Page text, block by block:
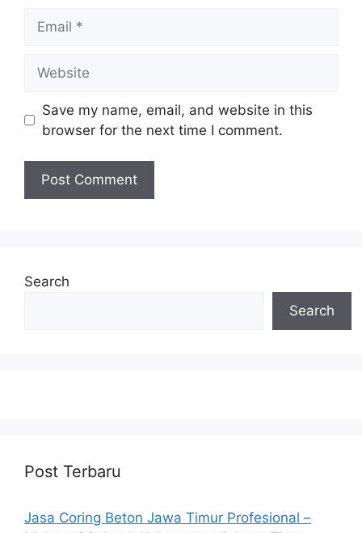
Save my name, email, and website in this
browser for the next time I comment.
Search
Search
Post Terbaru
Jasa Coring Beton Jawa Timur Profesional –